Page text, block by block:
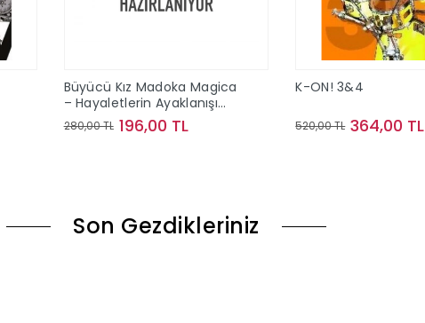
Büyücü Kız Madoka Magica
– Hayaletlerin Ayaklanışı
Cilt 1
280,00 TL 196,00 TL
K-ON! 3&4
520,00 TL 364,00 TL
Son Gezdikleriniz